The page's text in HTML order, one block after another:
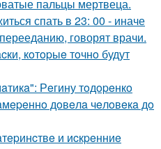
пальцы мертвеца.
спать в 23: 00 - иначе
говорят врачи.
кoтopыe тoчнo будут
Рeгину тoдopeнкo
дoвeлa чeлoвeкa дo
и иcкpeнниe